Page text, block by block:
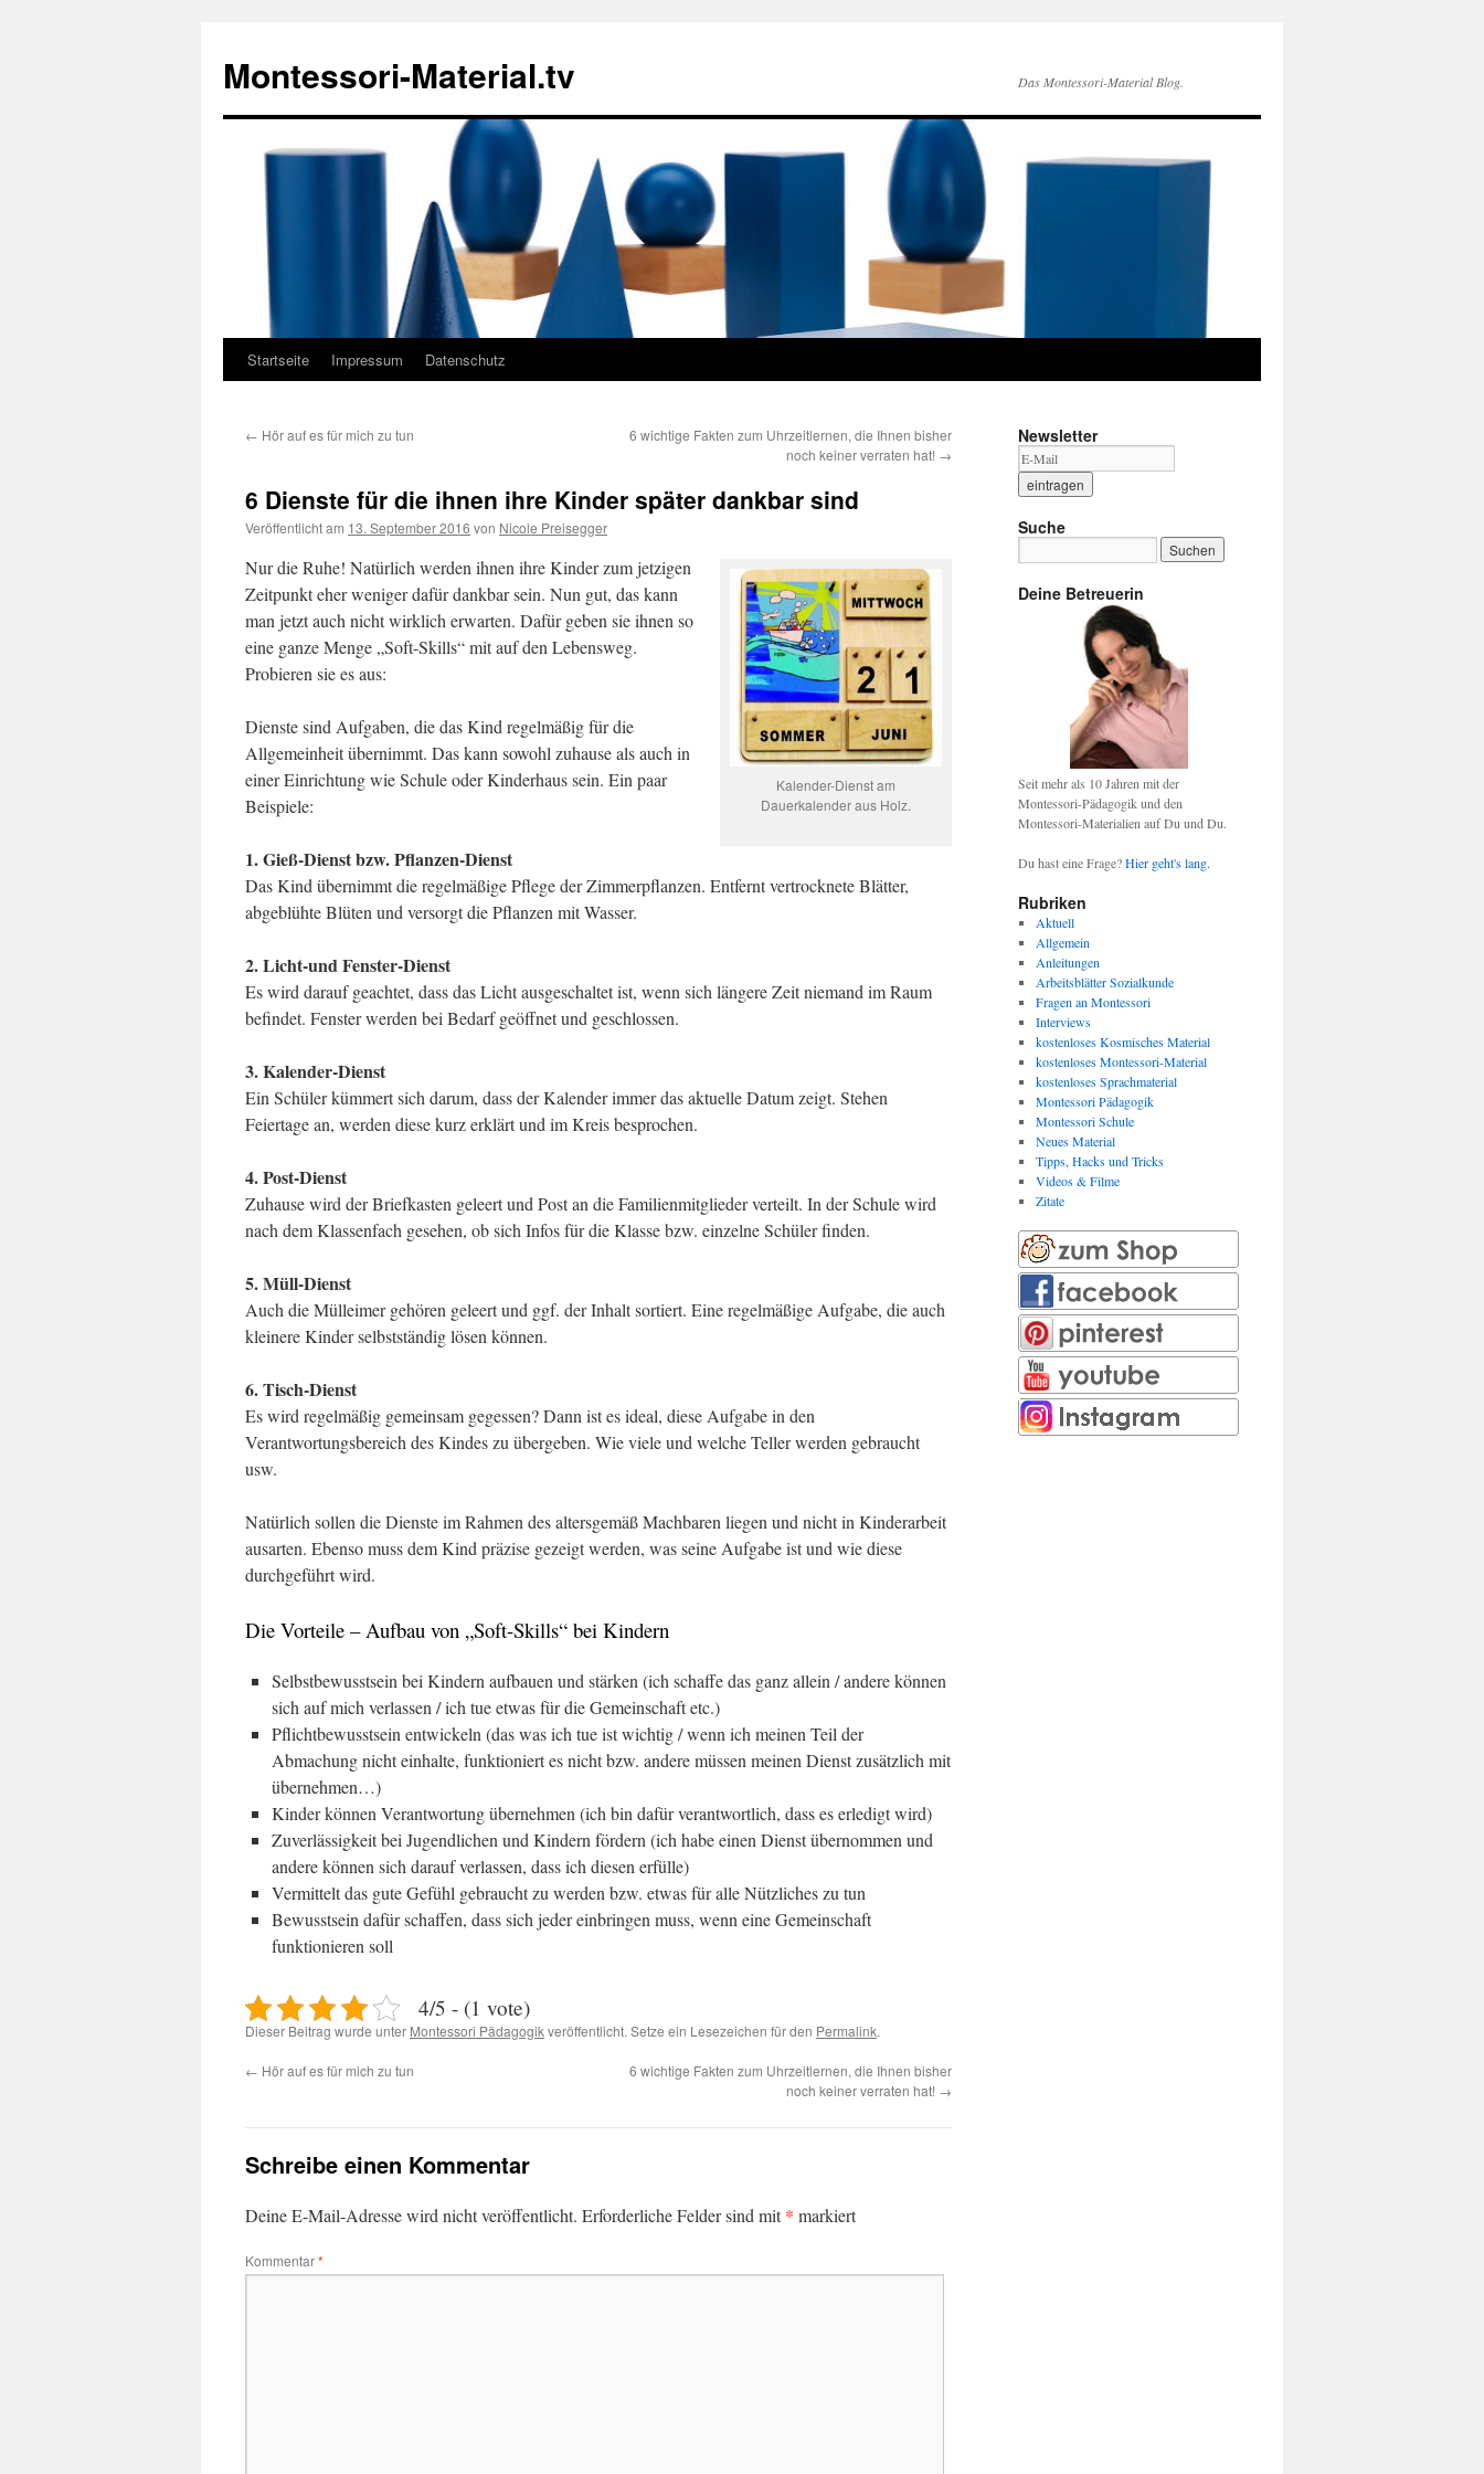
springen
Montessori-Material.tv Das Montessori-Material Blog.
Startseite Impressum Datenschutz
← Hör auf es für mich zu tun
6 wichtige Fakten zum Uhrzeitlernen, die Ihnen bisher
noch keiner verraten hat! →
6 Dienste für die ihnen ihre Kinder später dankbar sind
Veröffentlicht am 13. September 2016 von Nicole Preisegger
Kalender-Dienst am
Dauerkalender aus Holz.
Nur die Ruhe! Natürlich werden ihnen ihre Kinder zum jetzigen
Zeitpunkt eher weniger dafür dankbar sein. Nun gut, das kann
man jetzt auch nicht wirklich erwarten. Dafür geben sie ihnen so
eine ganze Menge „Soft-Skills“ mit auf den Lebensweg.
Probieren sie es aus:
Dienste sind Aufgaben, die das Kind regelmäßig für die
Allgemeinheit übernimmt. Das kann sowohl zuhause als auch in
einer Einrichtung wie Schule oder Kinderhaus sein. Ein paar
Beispiele:
1. Gieß-Dienst bzw. Pflanzen-Dienst
Das Kind übernimmt die regelmäßige Pflege der Zimmerpflanzen. Entfernt vertrocknete Blätter,
abgeblühte Blüten und versorgt die Pflanzen mit Wasser.
2. Licht-und Fenster-Dienst
Es wird darauf geachtet, dass das Licht ausgeschaltet ist, wenn sich längere Zeit niemand im Raum
befindet. Fenster werden bei Bedarf geöffnet und geschlossen.
3. Kalender-Dienst
Ein Schüler kümmert sich darum, dass der Kalender immer das aktuelle Datum zeigt. Stehen
Feiertage an, werden diese kurz erklärt und im Kreis besprochen.
4. Post-Dienst
Zuhause wird der Briefkasten geleert und Post an die Familienmitglieder verteilt. In der Schule wird
nach dem Klassenfach gesehen, ob sich Infos für die Klasse bzw. einzelne Schüler finden.
5. Müll-Dienst
Auch die Mülleimer gehören geleert und ggf. der Inhalt sortiert. Eine regelmäßige Aufgabe, die auch
kleinere Kinder selbstständig lösen können.
6. Tisch-Dienst
Es wird regelmäßig gemeinsam gegessen? Dann ist es ideal, diese Aufgabe in den
Verantwortungsbereich des Kindes zu übergeben. Wie viele und welche Teller werden gebraucht
usw.
Natürlich sollen die Dienste im Rahmen des altersgemäß Machbaren liegen und nicht in Kinderarbeit
ausarten. Ebenso muss dem Kind präzise gezeigt werden, was seine Aufgabe ist und wie diese
durchgeführt wird.
Die Vorteile – Aufbau von „Soft-Skills“ bei Kindern
Selbstbewusstsein bei Kindern aufbauen und stärken (ich schaffe das ganz allein / andere können
sich auf mich verlassen / ich tue etwas für die Gemeinschaft etc.)
Pflichtbewusstsein entwickeln (das was ich tue ist wichtig / wenn ich meinen Teil der
Abmachung nicht einhalte, funktioniert es nicht bzw. andere müssen meinen Dienst zusätzlich mit
übernehmen…)
Kinder können Verantwortung übernehmen (ich bin dafür verantwortlich, dass es erledigt wird)
Zuverlässigkeit bei Jugendlichen und Kindern fördern (ich habe einen Dienst übernommen und
andere können sich darauf verlassen, dass ich diesen erfülle)
Vermittelt das gute Gefühl gebraucht zu werden bzw. etwas für alle Nützliches zu tun
Bewusstsein dafür schaffen, dass sich jeder einbringen muss, wenn eine Gemeinschaft
funktionieren soll
4/5 - (1 vote)
Dieser Beitrag wurde unter Montessori Pädagogikveröffentlicht. Setze ein Lesezeichen für den Permalink.
← Hör auf es für mich zu tun
6 wichtige Fakten zum Uhrzeitlernen, die Ihnen bisher
noch keiner verraten hat! →
Schreibe einen Kommentar
Deine E-Mail-Adresse wird nicht veröffentlicht. Erforderliche Felder sind mit* markiert
Kommentar*
Newsletter
Suche
Deine Betreuerin
Seit mehr als 10 Jahren mit der
Montessori-Pädagogik und den
Montessori-Materialien auf Du und Du.
Du hast eine Frage?Hier geht's lang.
Rubriken
Aktuell
Allgemein
Anleitungen
Arbeitsblätter Sozialkunde
Fragen an Montessori
Interviews
kostenloses Kosmisches Material
kostenloses Montessori-Material
kostenloses Sprachmaterial
Montessori Pädagogik
Montessori Schule
Neues Material
Tipps, Hacks und Tricks
Videos & Filme
Zitate